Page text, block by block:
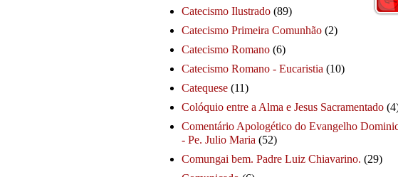
Catecismo Ilustrado (89)
Catecismo Primeira Comunhão (2)
Catecismo Romano (6)
Catecismo Romano - Eucaristia (10)
Catequese (11)
Colóquio entre a Alma e Jesus Sacramentado
Comentário Apologético do Evangelho
- Pe. Julio Maria (52)
Comungai bem. Padre Luiz Chiavarino. (29)